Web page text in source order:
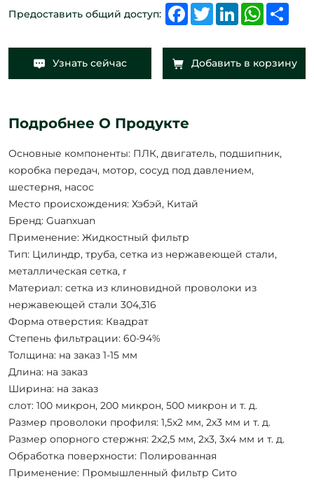
Предоставить общий доступ: FacebookTwitterLinkedIn
Узнать сейчас Добавить в корзину
Подробнее О Продукте
Основные компоненты: ПЛК, двигатель, подшипник,
коробка передач, мотор, сосуд под давлением,
шестерня, насос
Место происхождения: Хэбэй, Китай
Бренд: Guanxuan
Применение: Жидкостный фильтр
Тип: Цилиндр, труба, сетка из нержавеющей стали,
металлическая сетка, r
Материал: сетка из клиновидной проволоки из
нержавеющей стали 304,316
Форма отверстия: Квадрат
Степень фильтрации: 60-94%
Толщина: на заказ 1-15 мм
Длина: на заказ
Ширина: на заказ
слот: 100 микрон, 200 микрон, 500 микрон и т. д.
Размер проволоки профиля: 1,5x2 мм, 2x3 мм и т. д.
Размер опорного стержня: 2x2,5 мм, 2x3, 3x4 мм и т. д.
Обработка поверхности: Полированная
Применение: Промышленный фильтр Сито